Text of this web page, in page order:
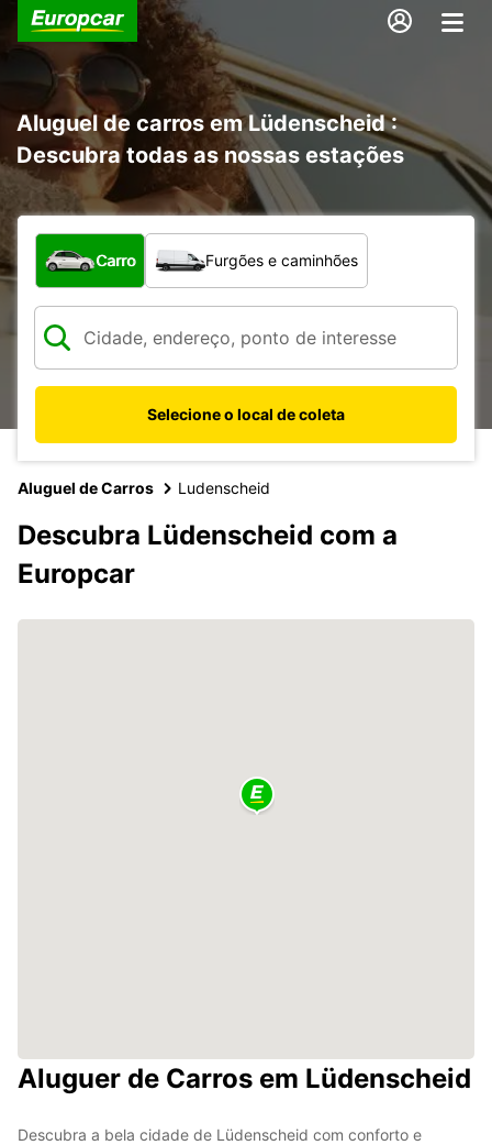
Aluguel de carros em Lüdenscheid :
Descubra todas as nossas estações
Qual tipo de veículo?
Carro Furgões e caminhões
Selecione o local de coleta
Aluguel de Carros Ludenscheid
Descubra Lüdenscheid com a
Europcar
Aluguer de Carros em Lüdenscheid
Descubra a bela cidade de Lüdenscheid com conforto e